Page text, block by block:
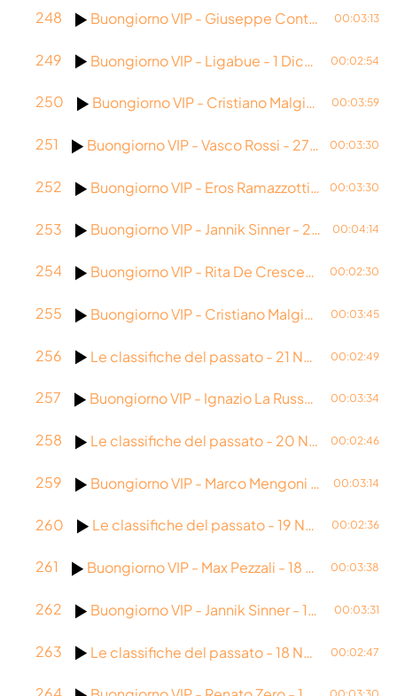
248 Buongiorno VIP - Giuseppe Conte - 2 Dicembre 2025 00:03:13
249 Buongiorno VIP - Ligabue - 1 Dicembre 2025 00:02:54
250 Buongiorno VIP - Cristiano Malgioglio - 28 Novembre 2025 00:03:59
251 Buongiorno VIP - Vasco Rossi - 27 Novembre 2025 00:03:30
252 Buongiorno VIP - Eros Ramazzotti - 26 Novembre 2025 00:03:30
253 Buongiorno VIP - Jannik Sinner - 25 Novembre 2025 00:04:14
254 Buongiorno VIP - Rita De Crescenzo - 24 Novembre 2025 00:02:30
255 Buongiorno VIP - Cristiano Malgioglio - 21 Novembre 2025 00:03:45
256 Le classifiche del passato - 21 Novembre 2025 00:02:49
257 Buongiorno VIP - Ignazio La Russa - 20 Novembre 2025 00:03:34
258 Le classifiche del passato - 20 Novembre 2025 00:02:46
259 Buongiorno VIP - Marco Mengoni - 19 Novembre 2025 00:03:14
260 Le classifiche del passato - 19 Novembre 2025 00:02:36
261 Buongiorno VIP - Max Pezzali - 18 Novembre 2025 00:03:38
262 Buongiorno VIP - Jannik Sinner - 18 Novembre 2025 00:03:31
263 Le classifiche del passato - 18 Novembre 2025 00:02:47